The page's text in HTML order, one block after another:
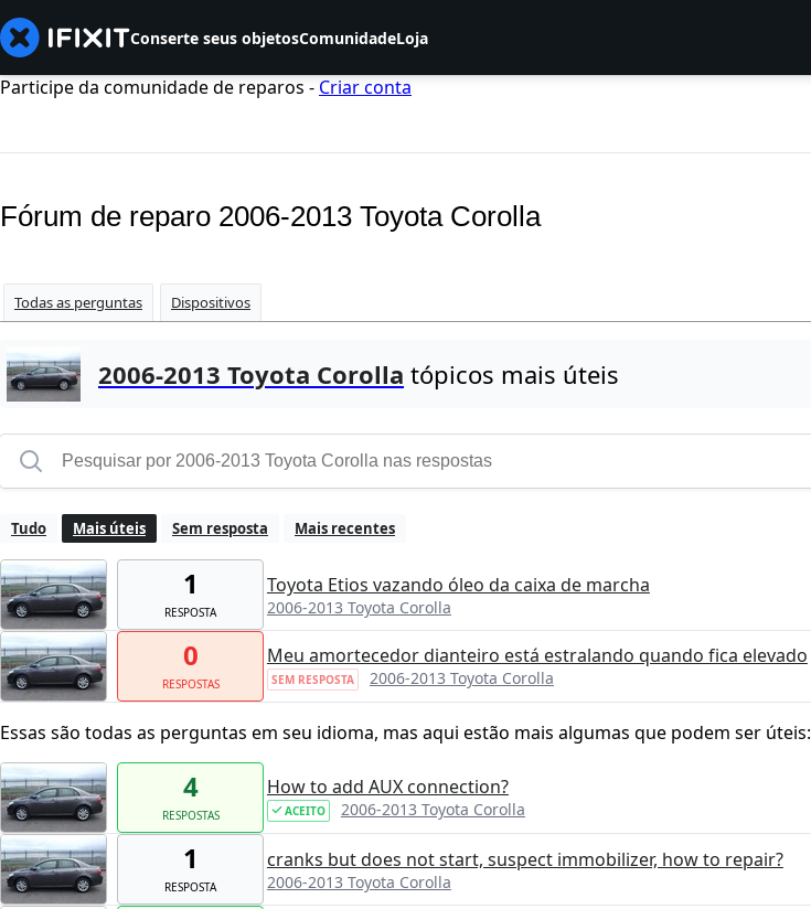
Conserte seus objetosComunidadeLoja
Participe da comunidade de reparos - Criar conta
Fórum de reparo 2006-2013 Toyota Corolla
Todas as perguntas Dispositivos
2006-2013 Toyota Corolla tópicos mais úteis
Tudo Mais úteis Sem resposta Mais recentes
1
RESPOSTA
Toyota Etios vazando óleo da caixa de marcha
2006-2013 Toyota Corolla
0
RESPOSTAS
Meu amortecedor dianteiro está estralando quando fica elevado
SEM RESPOSTA 2006-2013 Toyota Corolla
Essas são todas as perguntas em seu idioma, mas aqui estão mais algumas que podem ser úteis:
4
RESPOSTAS
How to add AUX connection?
ACEITO 2006-2013 Toyota Corolla
1
RESPOSTA
cranks but does not start, suspect immobilizer, how to repair?
2006-2013 Toyota Corolla